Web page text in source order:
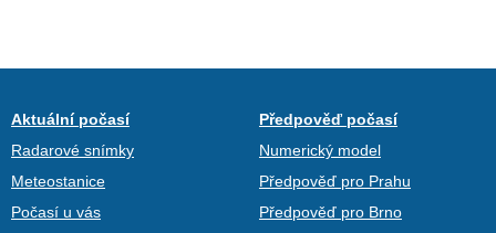
Aktuální počasí
Radarové snímky
Meteostanice
Počasí u vás
Předpověď počasí
Numerický model
Předpověď pro Prahu
Předpověď pro Brno